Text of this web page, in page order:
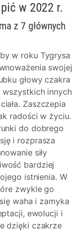
w 2022 r.
z 7 głównych
w roku Tygrysa
swojej
głowy czakra
innych
Zaszczepia
radości w życiu.
do dobrego
i rozprasza
siły
bardziej
istnienia. W
zwykle go
waha i zamyka
ewolucji i
​​dzięki czakrze